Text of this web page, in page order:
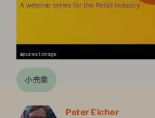
小売業
Peter Eicher